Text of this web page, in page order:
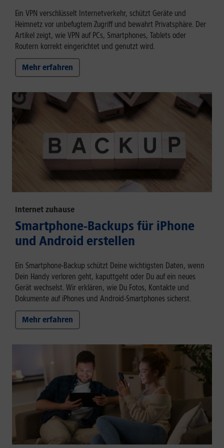
Ein VPN verschlüsselt Internetverkehr, schützt Geräte und
Heimnetz vor unbefugtem Zugriff und bewahrt Privatsphäre. Der
Artikel zeigt, wie VPN auf PCs, Smartphones, Tablets oder
Routern korrekt eingerichtet und genutzt wird.
Mehr erfahren
Internet zuhause
Smartphone-Backups für iPhone
und Android erstellen
Ein Smartphone-Backup schützt Deine wichtigsten Daten, wenn
Dein Handy verloren geht, kaputtgeht oder Du auf ein neues
Gerät wechselst. Wir erklären, wie Du Fotos, Kontakte und
Dokumente auf iPhones und Android-Smartphones sicherst.
Mehr erfahren